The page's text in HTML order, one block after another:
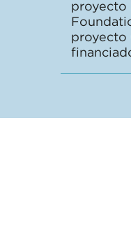
proyecto
proyecto